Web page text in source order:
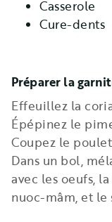
Casserole
Cure-dents
Préparer la
Effeuillez la
Épépinez le
Coupez le
Dans un bol,
avec les oeufs,
nuoc-mâm, et le